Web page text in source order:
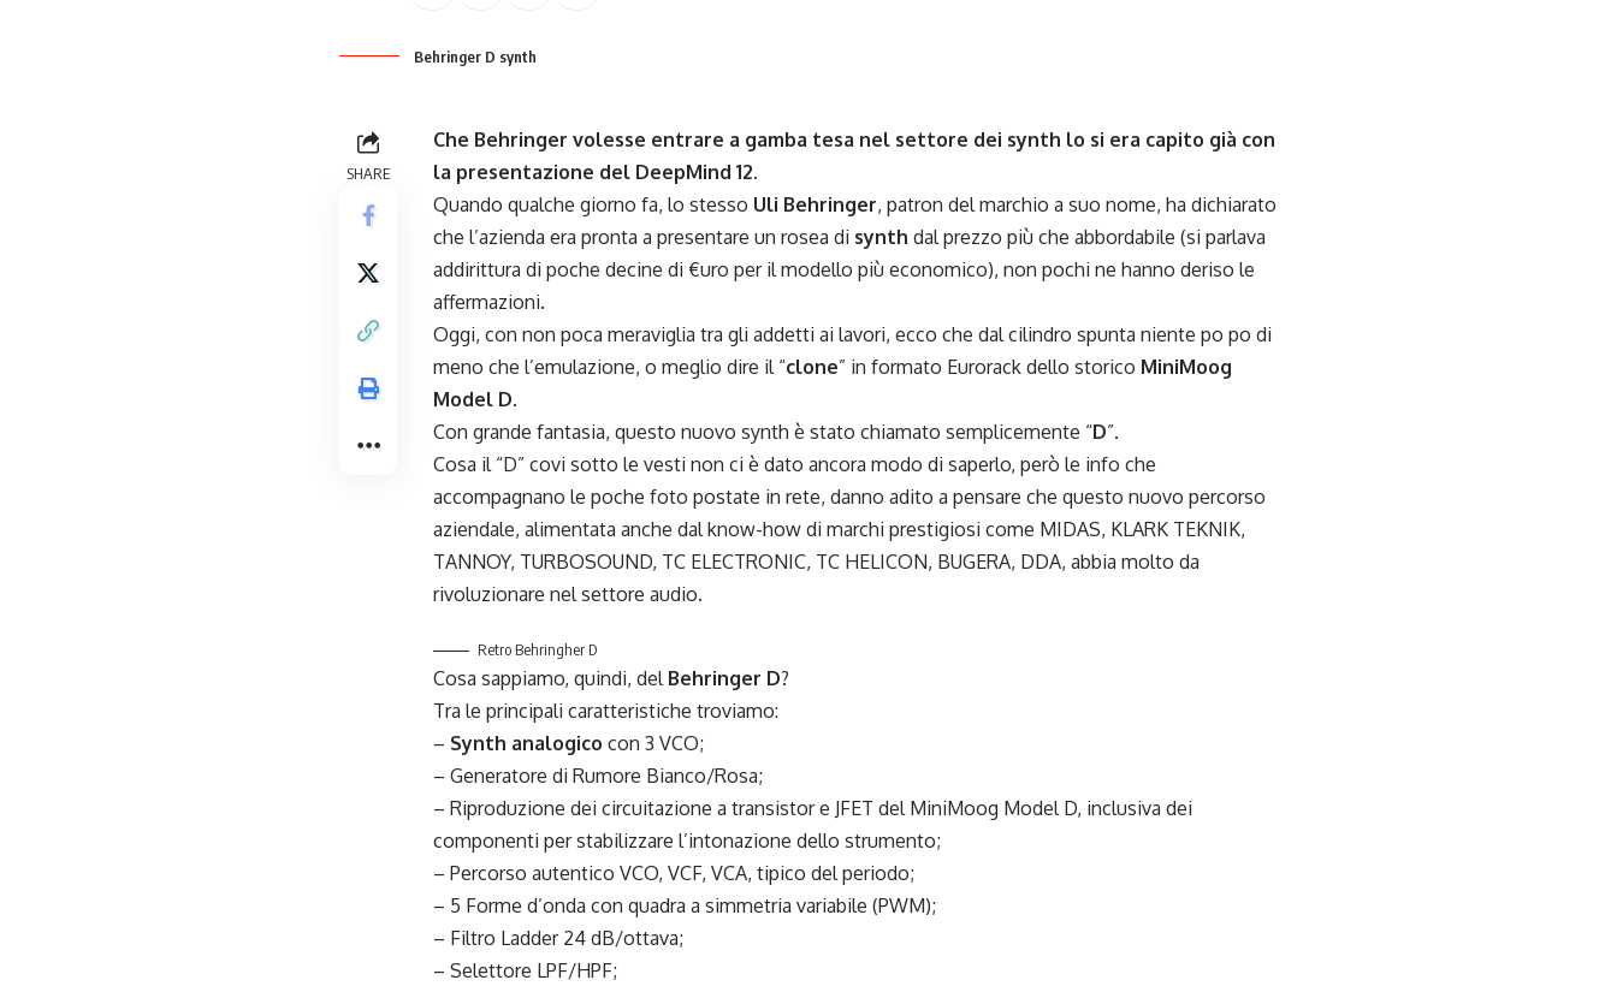
Behringer D synth
SHARE
Che Behringer volesse entrare a gamba tesa nel settore dei synth lo si era capito già con
la presentazione del DeepMind 12.
Quando qualche giorno fa, lo stesso Uli Behringer, patron del marchio a suo nome, ha dichiarato
che l’azienda era pronta a presentare un rosea di synth dal prezzo più che abbordabile (si parlava
addirittura di poche decine di €uro per il modello più economico), non pochi ne hanno deriso le
affermazioni.
Oggi, con non poca meraviglia tra gli addetti ai lavori, ecco che dal cilindro spunta niente po po di
meno che l’emulazione, o meglio dire il “clone” in formato Eurorack dello storico MiniMoog
Model D.
Con grande fantasia, questo nuovo synth è stato chiamato semplicemente “D”.
Cosa il “D” covi sotto le vesti non ci è dato ancora modo di saperlo, però le info che
accompagnano le poche foto postate in rete, danno adito a pensare che questo nuovo percorso
aziendale, alimentata anche dal know-how di marchi prestigiosi come MIDAS, KLARK TEKNIK,
TANNOY, TURBOSOUND, TC ELECTRONIC, TC HELICON, BUGERA, DDA, abbia molto da
rivoluzionare nel settore audio.
Retro Behringher D
Cosa sappiamo, quindi, del Behringer D?
Tra le principali caratteristiche troviamo:
– Synth analogico con 3 VCO;
– Generatore di Rumore Bianco/Rosa;
– Riproduzione dei circuitazione a transistor e JFET del MiniMoog Model D, inclusiva dei
componenti per stabilizzare l’intonazione dello strumento;
– Percorso autentico VCO, VCF, VCA, tipico del periodo;
– 5 Forme d’onda con quadra a simmetria variabile (PWM);
– Filtro Ladder 24 dB/ottava;
– Selettore LPF/HPF;